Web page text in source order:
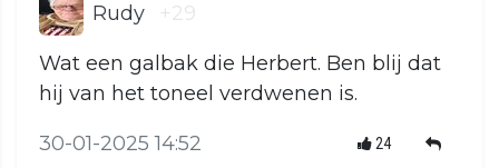
Rudy +29
Wat een galbak die Herbert. Ben blij dat
hij van het toneel verdwenen is.
30-01-2025 14:52 24